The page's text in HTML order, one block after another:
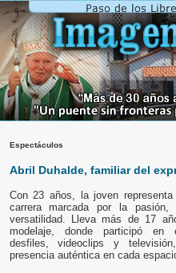
Espectáculos
Abril Duhalde, familiar del
Con 23 años, la joven
carrera marcada por la
versatilidad. Lleva más de 17
modelaje, donde participó en
desfiles, videoclips y
presencia auténtica en cada